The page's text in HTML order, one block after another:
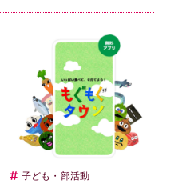
子ども・部活動